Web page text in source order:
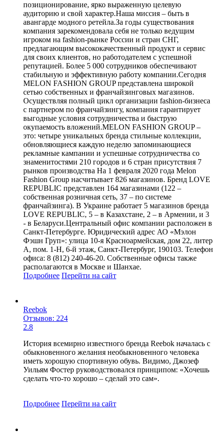
позиционирование, ярко выраженную целевую
аудиторию и свой характер.Наша миссия – быть в
авангарде модного ретейла.За годы существования
компания зарекомендовала себя не только ведущим
игроком на fashion-рынке России и стран СНГ,
предлагающим высококачественный продукт и сервис
для своих клиентов, но работодателем с успешной
репутацией. Более 5 000 сотрудников обеспечивают
стабильную и эффективную работу компании.Сегодня
MELON FASHION GROUP представлена широкой
сетью собственных и франчайзинговых магазинов.
Осуществляя полный цикл организации fashion-бизнеса
с партнером по франчайзингу, компания гарантирует
выгодные условия сотрудничества и быструю
окупаемость вложений.MELON FASHION GROUP –
это: четыре уникальных бренда стильные коллекции,
обновляющиеся каждую неделю запоминающиеся
рекламные кампании и успешные сотрудничества со
знаменитостями 210 городов и 6 стран присутствия 7
рынков производства На 1 февраля 2020 года Melon
Fashion Group насчитывает 826 магазинов. Бренд LOVE
REPUBLIC представлен 164 магазинами (122 –
собственная розничная сеть, 37 – по системе
франчайзинга). В Украине работает 5 магазинов бренда
LOVE REPUBLIC, 5 – в Казахстане, 2 – в Армении, и 3
- в Беларуси.Центральный офис компании расположен в
Санкт-Петербурге. Юридический адрес АО «Мэлон
Фэшн Груп»: улица 10-я Красноармейская, дом 22, литер
А, пом. 1-Н, 6-й этаж, Санкт-Петербург, 190103. Телефон
офиса: 8 (812) 240-46-20. Собственные офисы также
располагаются в Москве и Шанхае.
Подробнее Перейти на сайт
Reebok
Отзывов: 224
2.8
История всемирно известного бренда Reebok началась с
обыкновенного желания необыкновенного человека
иметь хорошую спортивную обувь. Видимо, Джозеф
Уильям Фостер руководствовался принципом: «Хочешь
сделать что-то хорошо – сделай это сам».
Подробнее Перейти на сайт